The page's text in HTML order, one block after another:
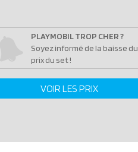
PLAYMOBIL TROP CHER ?
Soyez informé de la baisse du
prix du set !
VOIR LES PRIX